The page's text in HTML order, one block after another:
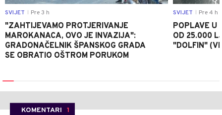
SVIJET Pre 3 h
"ZAHTIJEVAMO PROTJERIVANJE
MAROKANACA, OVO JE INVAZIJA":
GRADONAČELNIK ŠPANSKOG GRADA
SE OBRATIO OŠTROM PORUKOM
SVIJET Pre 4 h
POPLAVE U
OD 25.000
"DOLFIN"
KOMENTARI 1